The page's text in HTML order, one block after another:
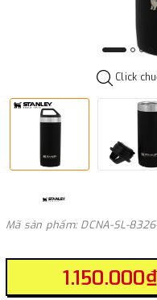
Click
Mã sản phẩm: DCNA-SL-
1.150.000₫